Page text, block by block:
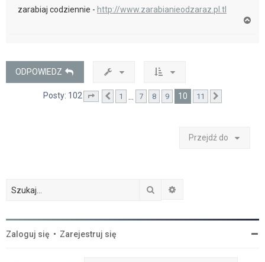
zarabiaj codziennie - http://www.zarabianieodzaraz.pl.tl
ODPOWIEDZ
Posty: 102 Strona 10 z 11
Poprzednia
1 7 8 9 10 11
Przejdź do
Szukaj
Zaloguj się • Zarejestruj się